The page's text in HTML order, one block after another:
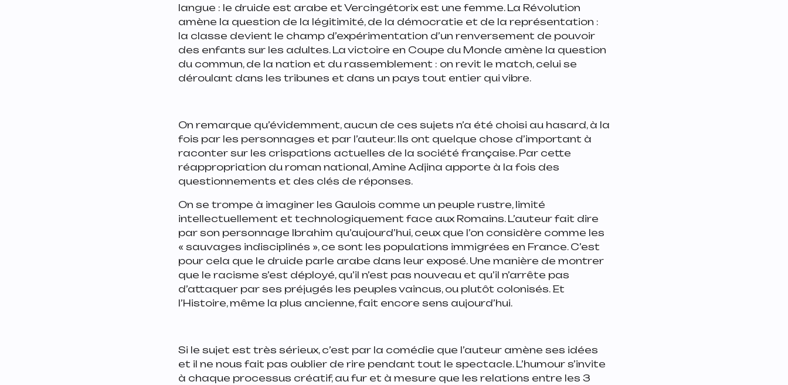
langue : le druide est arabe et Vercingétorix est une femme. La Révolution
amène la question de la légitimité, de la démocratie et de la représentation :
la classe devient le champ d’expérimentation d’un renversement de pouvoir
des enfants sur les adultes. La victoire en Coupe du Monde amène la question
du commun, de la nation et du rassemblement : on revit le match, celui se
déroulant dans les tribunes et dans un pays tout entier qui vibre.
On remarque qu’évidemment, aucun de ces sujets n’a été choisi au hasard, à la
fois par les personnages et par l’auteur. Ils ont quelque chose d’important à
raconter sur les crispations actuelles de la société française. Par cette
réappropriation du roman national, Amine Adjina apporte à la fois des
questionnements et des clés de réponses.
On se trompe à imaginer les Gaulois comme un peuple rustre, limité
intellectuellement et technologiquement face aux Romains. L’auteur fait dire
par son personnage Ibrahim qu’aujourd’hui, ceux que l’on considère comme les
« sauvages indisciplinés », ce sont les populations immigrées en France. C’est
pour cela que le druide parle arabe dans leur exposé. Une manière de montrer
que le racisme s’est déployé, qu’il n’est pas nouveau et qu’il n’arrête pas
d’attaquer par ses préjugés les peuples vaincus, ou plutôt colonisés. Et
l’Histoire, même la plus ancienne, fait encore sens aujourd’hui.
Si le sujet est très sérieux, c’est par la comédie que l’auteur amène ses idées
et il ne nous fait pas oublier de rire pendant tout le spectacle. L’humour s’invite
à chaque processus créatif, au fur et à mesure que les relations entre les 3